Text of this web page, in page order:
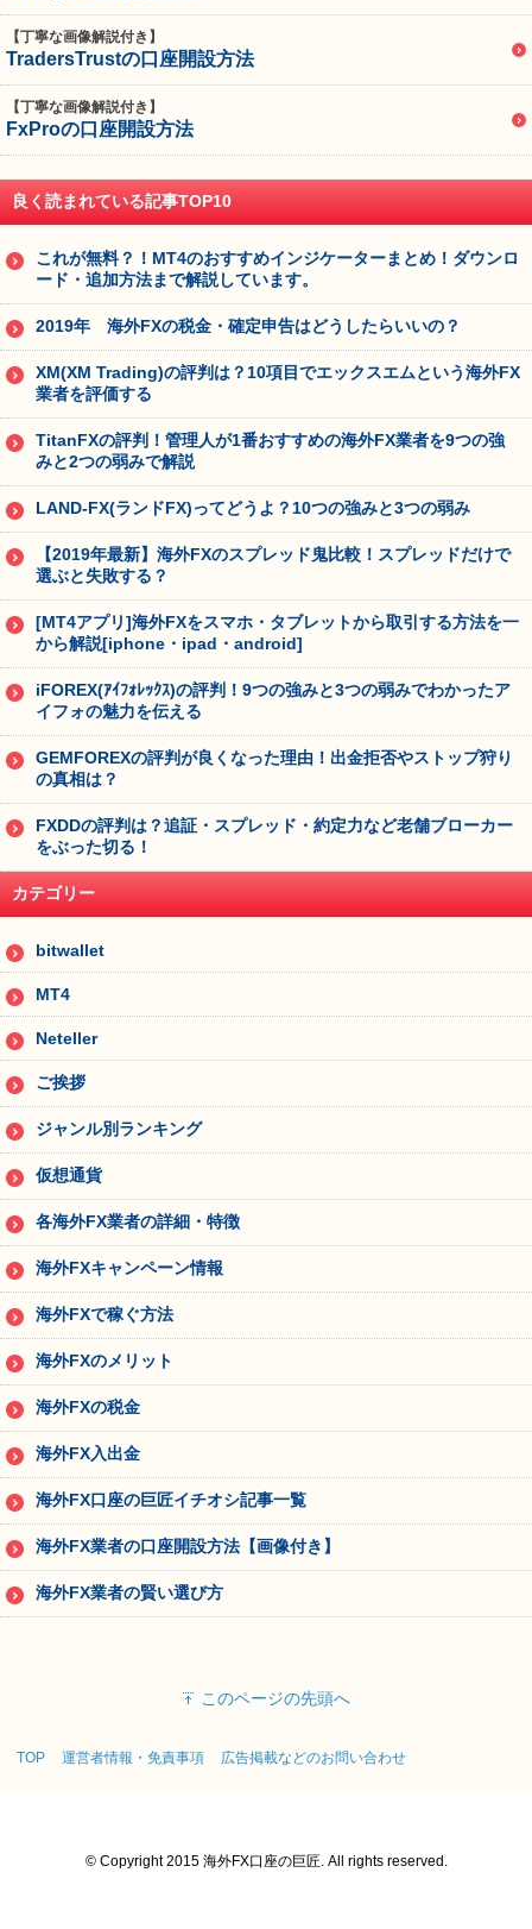
【丁寧な画像解説付き】
TradersTrustの口座開設方法
【丁寧な画像解説付き】
FxProの口座開設方法
良く読まれている記事TOP10
これが無料？！MT4のおすすめインジケーターまとめ！ダウンロ
ード・追加方法まで解説しています。
2019年 海外FXの税金・確定申告はどうしたらいいの？
XM(XM Trading)の評判は？10項目でエックスエムという海外FX
業者を評価する
TitanFXの評判！管理人が1番おすすめの海外FX業者を9つの強
みと2つの弱みで解説
LAND-FX(ランドFX)ってどうよ？10つの強みと3つの弱み
【2019年最新】海外FXのスプレッド鬼比較！スプレッドだけで
選ぶと失敗する？
[MT4アプリ]海外FXをスマホ・タブレットから取引する方法を一
から解説[iphone・ipad・android]
iFOREX(ｱｲﾌｫﾚｯｸｽ)の評判！9つの強みと3つの弱みでわかったア
イフォの魅力を伝える
GEMFOREXの評判が良くなった理由！出金拒否やストップ狩り
の真相は？
FXDDの評判は？追証・スプレッド・約定力など老舗ブローカー
をぶった切る！
カテゴリー
bitwallet
MT4
Neteller
ご挨拶
ジャンル別ランキング
仮想通貨
各海外FX業者の詳細・特徴
海外FXキャンペーン情報
海外FXで稼ぐ方法
海外FXのメリット
海外FXの税金
海外FX入出金
海外FX口座の巨匠イチオシ記事一覧
海外FX業者の口座開設方法【画像付き】
海外FX業者の賢い選び方
このページの先頭へ
TOP 運営者情報・免責事項 広告掲載などのお問い合わせ
© Copyright 2015 海外FX口座の巨匠. All rights reserved.